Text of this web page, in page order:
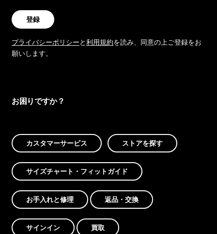
登録
プライバシーポリシーと利用規約を読み、同意の上ご登録をお
願いします。
お困りですか？
カスタマーサービス ストアを探す
サイズチャート・フィットガイド
お手入れと修理 返品・交換
サインイン 買取